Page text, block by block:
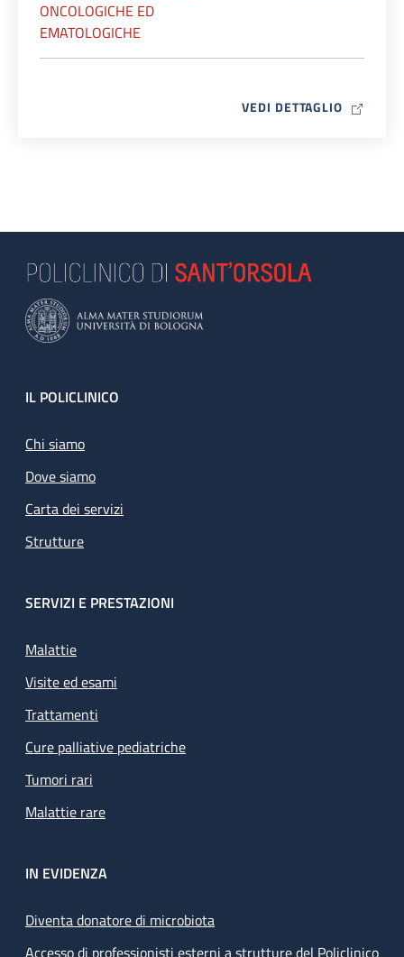
ONCOLOGICHE ED
EMATOLOGICHE
VEDI DETTAGLIO MAP ICON
Footer
IL POLICLINICO
Chi siamo
Dove siamo
Carta dei servizi
Strutture
SERVIZI E PRESTAZIONI
Malattie
Visite ed esami
Trattamenti
Cure palliative pediatriche
Tumori rari
Malattie rare
IN EVIDENZA
Diventa donatore di microbiota
Accesso di professionisti esterni a strutture del Policlinico